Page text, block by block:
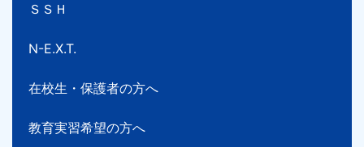
ＳＳＨ
N-E.X.T.
在校生・保護者の方へ
教育実習希望の方へ